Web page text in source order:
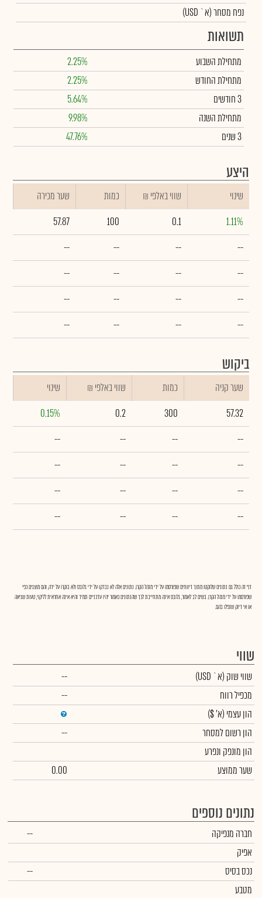
נפח מסחר(א` USD)
תשואות
מתחילת השבוע
2.25%
מתחילת החודש
2.25%
3 חודשים
5.64%
מתחילת השנה
9.98%
3 שנים
47.76%
היצע
שינוי ₪ שווי באלפי כמות
שער מכירה
1.11%
0.1
100
57.87
--
--
--
--
--
--
--
--
--
--
--
--
--
--
--
--
ביקוש
שער קניה כמות ₪ שווי באלפי
שינוי
57.32
300
0.2
0.15%
--
--
--
--
--
--
--
--
--
--
--
--
--
--
--
--
דף זה כולל גם נתונים שלוקטו מתוך דיווחים שפורסמו על ידי מנהל הקרן. נתונים אלה לא נבדקו על ידי גלובס ולא בוקרו על ידה, והם מוצגים כפי
שפורסמו על ידי מנהל הקרן. בשים לב לאמור, גלובס אינה מתחייבת לכך שהנתונים כאמור יהיו עדכניים תמיד והיא אינה אחראית לליקוי, טעות שגיאה
או אי דיוק שנפלו בהם.
שווי
שווי שוק (א` USD)
--
מכפיל רווח
--
הון עצמי (א' $)
הון רשום למסחר
--
הון מונפק ונפרע
שער ממוצע
0.00
נתונים נוספים
חברה מנפיקה
--
אפיק
נכס בסיס
--
מטבע